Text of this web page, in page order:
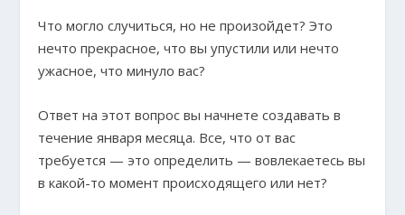
Что могло случиться, но не произойдет? Это
нечто прекрасное, что вы упустили или нечто
ужасное, что минуло вас?
Ответ на этот вопрос вы начнете создавать в
течение января месяца. Все, что от вас
требуется — это определить — вовлекаетесь вы
в какой-то момент происходящего или нет?